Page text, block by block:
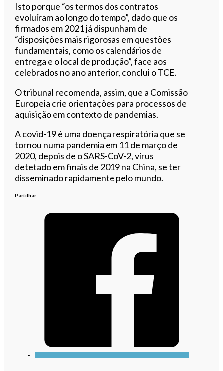
Isto porque “os termos dos contratos
evoluíram ao longo do tempo”, dado que os
firmados em 2021 já dispunham de
“disposições mais rigorosas em questões
fundamentais, como os calendários de
entrega e o local de produção”, face aos
celebrados no ano anterior, conclui o TCE.
O tribunal recomenda, assim, que a Comissão
Europeia crie orientações para processos de
aquisição em contexto de pandemias.
A covid-19 é uma doença respiratória que se
tornou numa pandemia em 11 de março de
2020, depois de o SARS-CoV-2, vírus
detetado em finais de 2019 na China, se ter
disseminado rapidamente pelo mundo.
Partilhar